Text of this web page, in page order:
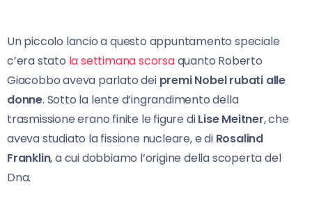
Un piccolo lancio a questo appuntamento speciale
c’era stato la settimana scorsaquanto Roberto
Giacobbo aveva parlato dei premi Nobel rubati alle
donne. Sotto la lente d’ingrandimento della
trasmissione erano finite le figure diLise Meitner, che
aveva studiato la fissione nucleare, e di Rosalind
Franklin, a cui dobbiamo l’origine della scoperta del
Dna.